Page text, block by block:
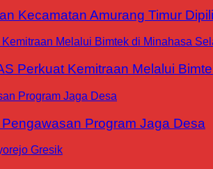
Kecamatan Amurang Timur
Perkuat Kemitraan Melalui
Program Jaga Desa